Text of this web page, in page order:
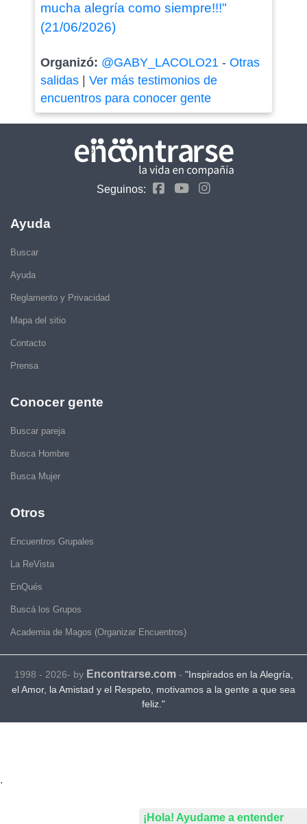
¡Hola! Ayudame a entender
mucha alegría como siempre!!!"
(21/06/2026)
Organizó: @GABY_LACOLO21- Otras
salidas| Ver más testimonios de
encuentros para conocer gente
Seguinos:
Ayuda
Buscar
Ayuda
Reglamento y Privacidad
Mapa del sitio
Contacto
Prensa
Conocer gente
Buscar pareja
Busca Hombre
Busca Mujer
Otros
Encuentros Grupales
La ReVista
EnQués
Buscá los Grupos
Academia de Magos (Organizar Encuentros)
1998 - 2026- by Encontrarse.com- "Inspirados en la Alegría,
el Amor, la Amistad y el Respeto, motivamos a la gente a que sea
feliz."
.